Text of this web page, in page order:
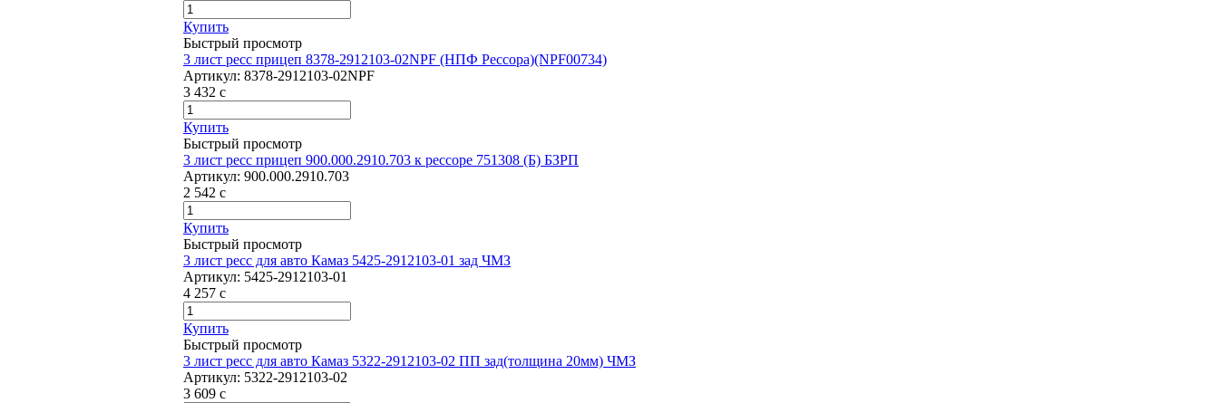
Купить
Быстрый просмотр
3 лист ресс прицеп 8378-2912103-02NPF (НПФ Рессора)(NPF00734)
Артикул: 8378-2912103-02NPF
3 432 c
Купить
Быстрый просмотр
3 лист ресс прицеп 900.000.2910.703 к рессоре 751308 (Б) БЗРП
Артикул: 900.000.2910.703
2 542 c
Купить
Быстрый просмотр
3 лист ресс для авто Камаз 5425-2912103-01 зад ЧМЗ
Артикул: 5425-2912103-01
4 257 c
Купить
Быстрый просмотр
3 лист ресс для авто Камаз 5322-2912103-02 ПП зад(толщина 20мм) ЧМЗ
Артикул: 5322-2912103-02
3 609 c